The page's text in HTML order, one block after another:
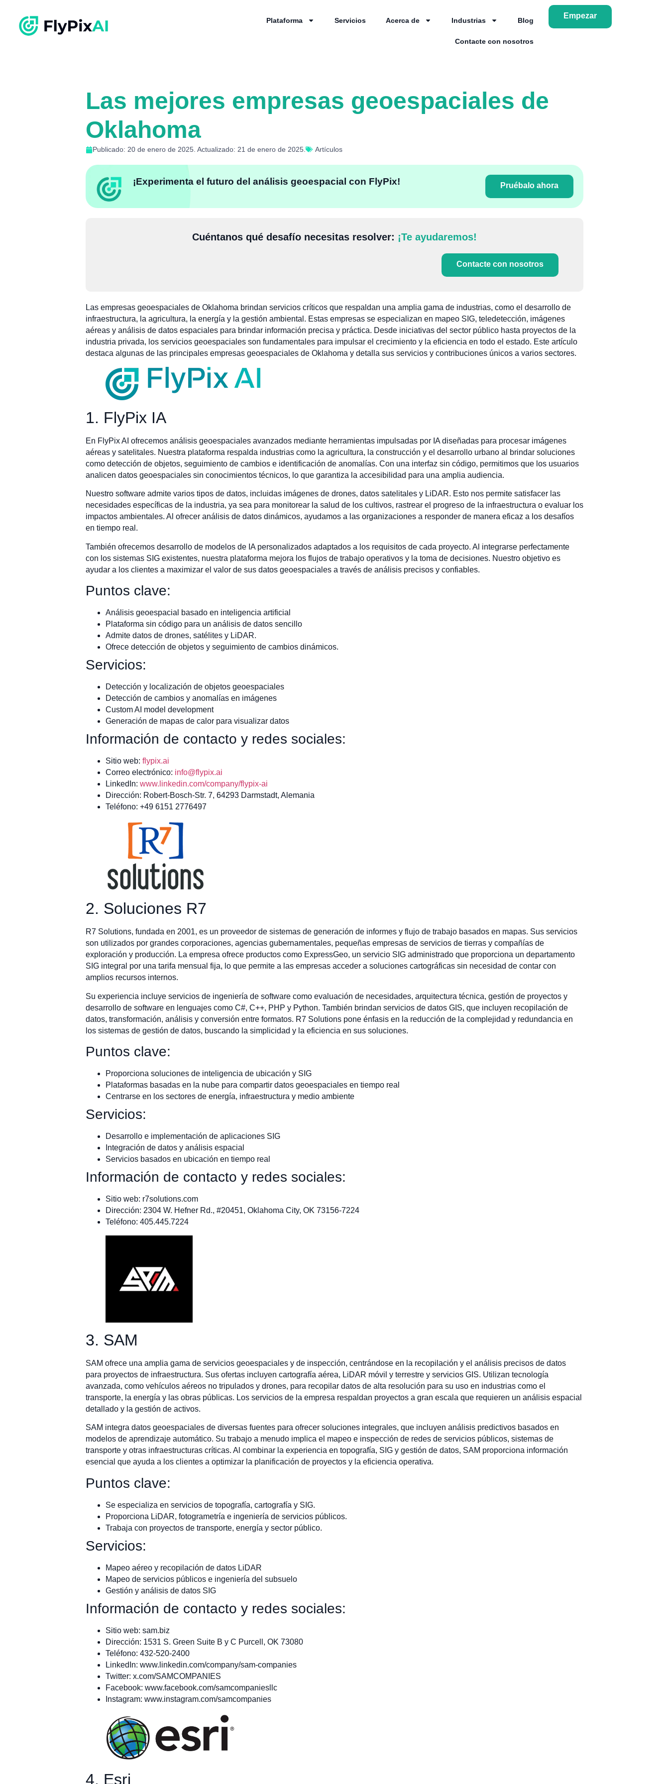
Plataforma Servicios Acerca de Industrias Blog
Contacte con nosotros
Empezar
Las mejores empresas geoespaciales de
Oklahoma
Publicado: 20 de enero de 2025. Actualizado: 21 de enero de 2025. Artículos
¡Experimenta el futuro del análisis geoespacial con FlyPix! Pruébalo ahora
Cuéntanos qué desafío necesitas resolver: ¡Te ayudaremos!
Contacte con nosotros
Las empresas geoespaciales de Oklahoma brindan servicios críticos que respaldan una amplia gama de industrias, como el desarrollo de
infraestructura, la agricultura, la energía y la gestión ambiental. Estas empresas se especializan en mapeo SIG, teledetección, imágenes
aéreas y análisis de datos espaciales para brindar información precisa y práctica. Desde iniciativas del sector público hasta proyectos de la
industria privada, los servicios geoespaciales son fundamentales para impulsar el crecimiento y la eficiencia en todo el estado. Este artículo
destaca algunas de las principales empresas geoespaciales de Oklahoma y detalla sus servicios y contribuciones únicos a varios sectores.
1. FlyPix IA
En FlyPix AI ofrecemos análisis geoespaciales avanzados mediante herramientas impulsadas por IA diseñadas para procesar imágenes
aéreas y satelitales. Nuestra plataforma respalda industrias como la agricultura, la construcción y el desarrollo urbano al brindar soluciones
como detección de objetos, seguimiento de cambios e identificación de anomalías. Con una interfaz sin código, permitimos que los usuarios
analicen datos geoespaciales sin conocimientos técnicos, lo que garantiza la accesibilidad para una amplia audiencia.
Nuestro software admite varios tipos de datos, incluidas imágenes de drones, datos satelitales y LiDAR. Esto nos permite satisfacer las
necesidades específicas de la industria, ya sea para monitorear la salud de los cultivos, rastrear el progreso de la infraestructura o evaluar los
impactos ambientales. Al ofrecer análisis de datos dinámicos, ayudamos a las organizaciones a responder de manera eficaz a los desafíos
en tiempo real.
También ofrecemos desarrollo de modelos de IA personalizados adaptados a los requisitos de cada proyecto. Al integrarse perfectamente
con los sistemas SIG existentes, nuestra plataforma mejora los flujos de trabajo operativos y la toma de decisiones. Nuestro objetivo es
ayudar a los clientes a maximizar el valor de sus datos geoespaciales a través de análisis precisos y confiables.
Puntos clave:
Análisis geoespacial basado en inteligencia artificial
Plataforma sin código para un análisis de datos sencillo
Admite datos de drones, satélites y LiDAR.
Ofrece detección de objetos y seguimiento de cambios dinámicos.
Servicios:
Detección y localización de objetos geoespaciales
Detección de cambios y anomalías en imágenes
Custom AI model development
Generación de mapas de calor para visualizar datos
Información de contacto y redes sociales:
Sitio web: flypix.ai
Correo electrónico: info@flypix.ai
LinkedIn: www.linkedin.com/company/flypix-ai
Dirección: Robert-Bosch-Str. 7, 64293 Darmstadt, Alemania
Teléfono: +49 6151 2776497
2. Soluciones R7
R7 Solutions, fundada en 2001, es un proveedor de sistemas de generación de informes y flujo de trabajo basados en mapas. Sus servicios
son utilizados por grandes corporaciones, agencias gubernamentales, pequeñas empresas de servicios de tierras y compañías de
exploración y producción. La empresa ofrece productos como ExpressGeo, un servicio SIG administrado que proporciona un departamento
SIG integral por una tarifa mensual fija, lo que permite a las empresas acceder a soluciones cartográficas sin necesidad de contar con
amplios recursos internos.
Su experiencia incluye servicios de ingeniería de software como evaluación de necesidades, arquitectura técnica, gestión de proyectos y
desarrollo de software en lenguajes como C#, C++, PHP y Python. También brindan servicios de datos GIS, que incluyen recopilación de
datos, transformación, análisis y conversión entre formatos. R7 Solutions pone énfasis en la reducción de la complejidad y redundancia en
los sistemas de gestión de datos, buscando la simplicidad y la eficiencia en sus soluciones.
Puntos clave:
Proporciona soluciones de inteligencia de ubicación y SIG
Plataformas basadas en la nube para compartir datos geoespaciales en tiempo real
Centrarse en los sectores de energía, infraestructura y medio ambiente
Servicios:
Desarrollo e implementación de aplicaciones SIG
Integración de datos y análisis espacial
Servicios basados en ubicación en tiempo real
Información de contacto y redes sociales:
Sitio web: r7solutions.com
Dirección: 2304 W. Hefner Rd., #20451, Oklahoma City, OK 73156-7224
Teléfono: 405.445.7224
3. SAM
SAM ofrece una amplia gama de servicios geoespaciales y de inspección, centrándose en la recopilación y el análisis precisos de datos
para proyectos de infraestructura. Sus ofertas incluyen cartografía aérea, LiDAR móvil y terrestre y servicios GIS. Utilizan tecnología
avanzada, como vehículos aéreos no tripulados y drones, para recopilar datos de alta resolución para su uso en industrias como el
transporte, la energía y las obras públicas. Los servicios de la empresa respaldan proyectos a gran escala que requieren un análisis espacial
detallado y la gestión de activos.
SAM integra datos geoespaciales de diversas fuentes para ofrecer soluciones integrales, que incluyen análisis predictivos basados en
modelos de aprendizaje automático. Su trabajo a menudo implica el mapeo e inspección de redes de servicios públicos, sistemas de
transporte y otras infraestructuras críticas. Al combinar la experiencia en topografía, SIG y gestión de datos, SAM proporciona información
esencial que ayuda a los clientes a optimizar la planificación de proyectos y la eficiencia operativa.
Puntos clave:
Se especializa en servicios de topografía, cartografía y SIG.
Proporciona LiDAR, fotogrametría e ingeniería de servicios públicos.
Trabaja con proyectos de transporte, energía y sector público.
Servicios:
Mapeo aéreo y recopilación de datos LiDAR
Mapeo de servicios públicos e ingeniería del subsuelo
Gestión y análisis de datos SIG
Información de contacto y redes sociales:
Sitio web: sam.biz
Dirección: 1531 S. Green Suite B y C Purcell, OK 73080
Teléfono: 432-520-2400
LinkedIn: www.linkedin.com/company/sam-companies
Twitter: x.com/SAMCOMPANIES
Facebook: www.facebook.com/samcompaniesllc
Instagram: www.instagram.com/samcompanies
4. Esri